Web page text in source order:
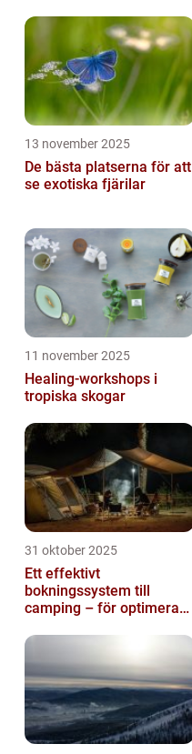
13 november 2025
De bästa platserna för att
se exotiska fjärilar
11 november 2025
Healing-workshops i
tropiska skogar
31 oktober 2025
Ett effektivt
bokningssystem till
camping – för optimerad